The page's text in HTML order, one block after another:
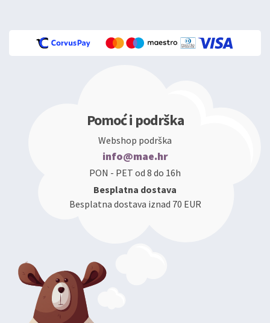
Pomoć i podrška
Webshop podrška
info@mae.hr
PON - PET od 8 do 16h
Besplatna dostava
Besplatna dostava iznad 70 EUR